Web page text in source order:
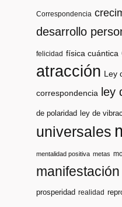
Correspondencia
desarrollo
felicidad física cuántica
atracción Ley
correspondencia ley
de polaridad ley de
universales
mentalidad positiva metas
manifestación
prosperidad realidad